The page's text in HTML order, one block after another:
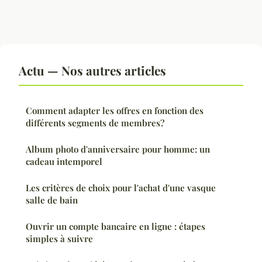
Actu — Nos autres articles
Comment adapter les offres en fonction des
différents segments de membres?
Album photo d'anniversaire pour homme: un
cadeau intemporel
Les critères de choix pour l'achat d'une vasque
salle de bain
Ouvrir un compte bancaire en ligne : étapes
simples à suivre